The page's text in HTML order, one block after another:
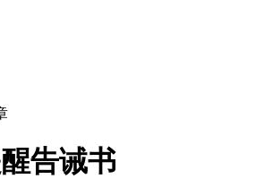
告诫书